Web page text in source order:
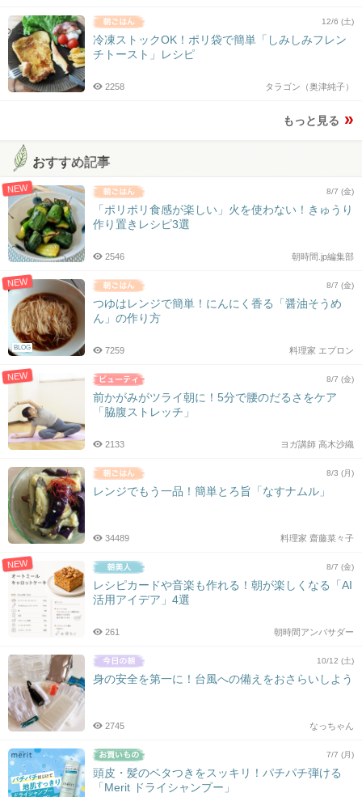
12/6 (土)
冷凍ストックOK！ポリ袋で簡単「しみしみフレン
チトースト」レシピ
タラゴン（奥津純子）
2258
もっと見る
おすすめ記事
NEW 8/7 (金)
「ポリポリ食感が楽しい」火を使わない！きゅうり
作り置きレシピ3選
朝時間.jp編集部
2546
NEW
BLOG
8/7 (金)
つゆはレンジで簡単！にんにく香る「醤油そうめ
ん」の作り方
料理家 エプロン
7259
NEW 8/7 (金)
前かがみがツライ朝に！5分で腰のだるさをケア
「脇腹ストレッチ」
ヨガ講師 高木沙織
2133
8/3 (月)
レンジでもう一品！簡単とろ旨「なすナムル」
料理家 齋藤菜々子
34489
NEW 8/7 (金)
レシピカードや音楽も作れる！朝が楽しくなる「AI
活用アイデア」4選
朝時間アンバサダー
261
10/12 (土)
身の安全を第一に！台風への備えをおさらいしよう
なっちゃん
2745
7/7 (月)
頭皮・髪のベタつきをスッキリ！パチパチ弾ける
「Merit ドライシャンプー」